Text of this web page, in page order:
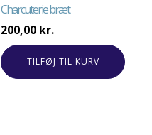
Charcuterie bræt
200,00 kr.
TILFØJ TIL KURV